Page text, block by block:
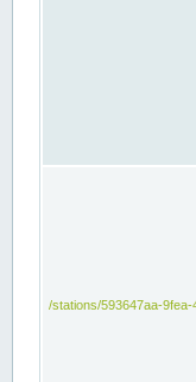
/stations/593647aa-